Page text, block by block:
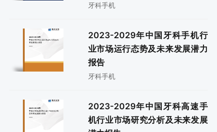
牙科手机
2023-2029年中国牙科手机行
业市场运行态势及未来发展潜力
报告
牙科手机
2023-2029年中国牙科高速手
机行业市场研究分析及未来发展